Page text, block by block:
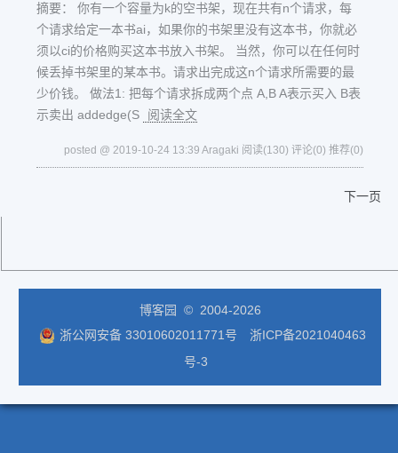
摘要： 你有一个容量为k的空书架，现在共有n个请求，每
个请求给定一本书ai，如果你的书架里没有这本书，你就必
须以ci的价格购买这本书放入书架。 当然，你可以在任何时
候丢掉书架里的某本书。请求出完成这n个请求所需要的最
少价钱。 做法1: 把每个请求拆成两个点 A,B A表示买入 B表
示卖出 addedge(S
阅读全文
posted @ 2019-10-24 13:39 Aragaki 阅读(130) 评论(0) 推荐(0)
下一页
博客园
© 2004-2026
浙公网安备 33010602011771号
浙ICP备2021040463
号-3